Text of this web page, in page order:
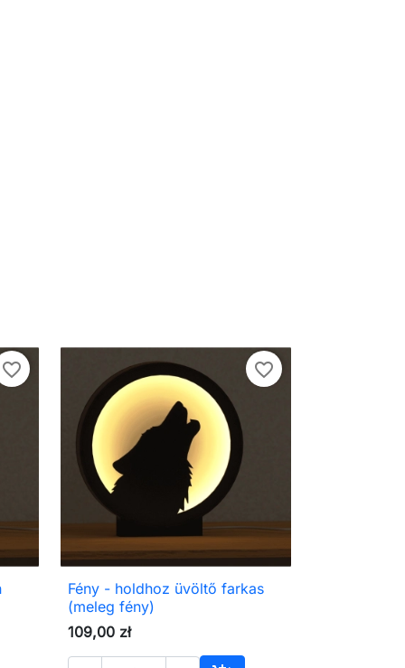
favorite_border favorite_border
 Előnézet
Fény - holdhoz üvöltő farkas
(meleg fény)
109,00 zł